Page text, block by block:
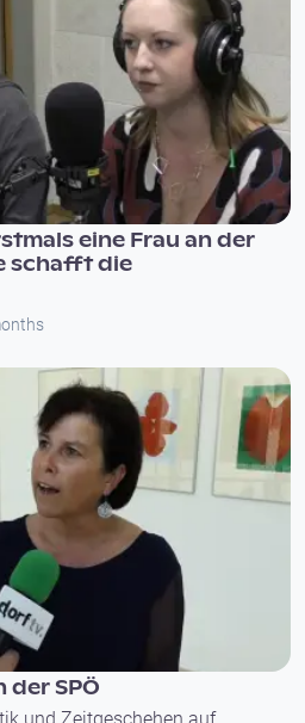
eine Frau an der
schafft die
der SPÖ